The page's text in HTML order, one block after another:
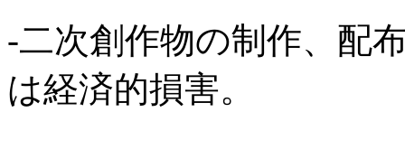
-二次創作物の制作、配
は経済的損害。